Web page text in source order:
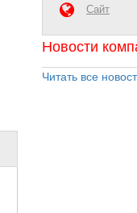
Сайт
Новости
Читать все